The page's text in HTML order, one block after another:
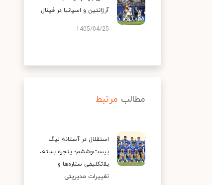
آرژانتین و اسپانیا در فینال
1405/04/25
مطالب مرتبط
استقلال در آستانه لیگ
بیست‌وششم؛ پنجره بسته،
بلاتکلیفی ستاره‌ها و
تغییرات مدیریتی